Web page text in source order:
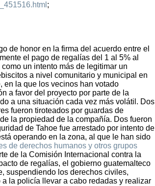
;
de honor en la firma del acuerdo entre el
el pago de regalías del 1 al 5% al
un intento más de legitimar un
a nivel comunitario y municipal en
en la que los vecinos han votado
a favor del proyecto por parte de la
a una situación cada vez más volátil. Dos
fueron tiroteados por guardas de
la propiedad de la compañía. Dos fueron
de Tahoe fue arrestado por intento de
operando en la zona, al que le han sido
de derechos humanos y otros grupos
de la Comisión Internacional contra la
de regalías, el gobierno guatemalteco
suspendiendo los derechos civiles,
la policía llevar a cabo redadas y realizar